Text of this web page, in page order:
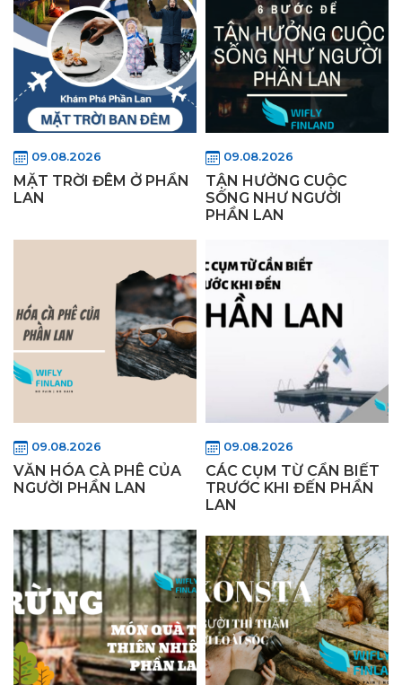
09.08.2026
MẶT TRỜI ĐÊM Ở PHẦN
LAN
09.08.2026
TẬN HƯỞNG CUỘC
SỐNG NHƯ NGƯỜI
PHẦN LAN
09.08.2026
VĂN HÓA CÀ PHÊ CỦA
NGƯỜI PHẦN LAN
09.08.2026
CÁC CỤM TỪ CẦN BIẾT
TRƯỚC KHI ĐẾN PHẦN
LAN